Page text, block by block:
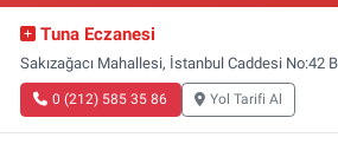
Tuna Eczanesi
Sakızağacı Mahallesi, İstanbul Caddesi No:42
0 (212) 585 35 86 Yol Tarifi Al